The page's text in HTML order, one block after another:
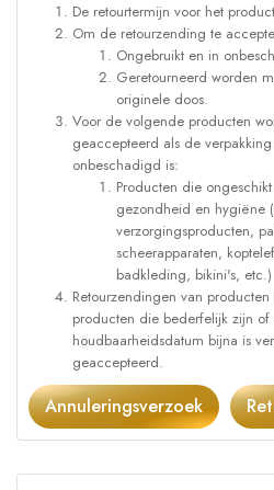
De retourtermijn voor het
Om de retourzending te
Ongebruikt en in
Geretourneerd worden
originele doos.
Voor de volgende producten
geaccepteerd als de
onbeschadigd is:
Producten die
gezondheid en hygiëne
verzorgingsproducten,
scheerapparaten,
badkleding, bikini's, etc.)
Retourzendingen van
producten die bederfelijk zijn
houdbaarheidsdatum bijna is
geaccepteerd.
Annuleringsverzoek